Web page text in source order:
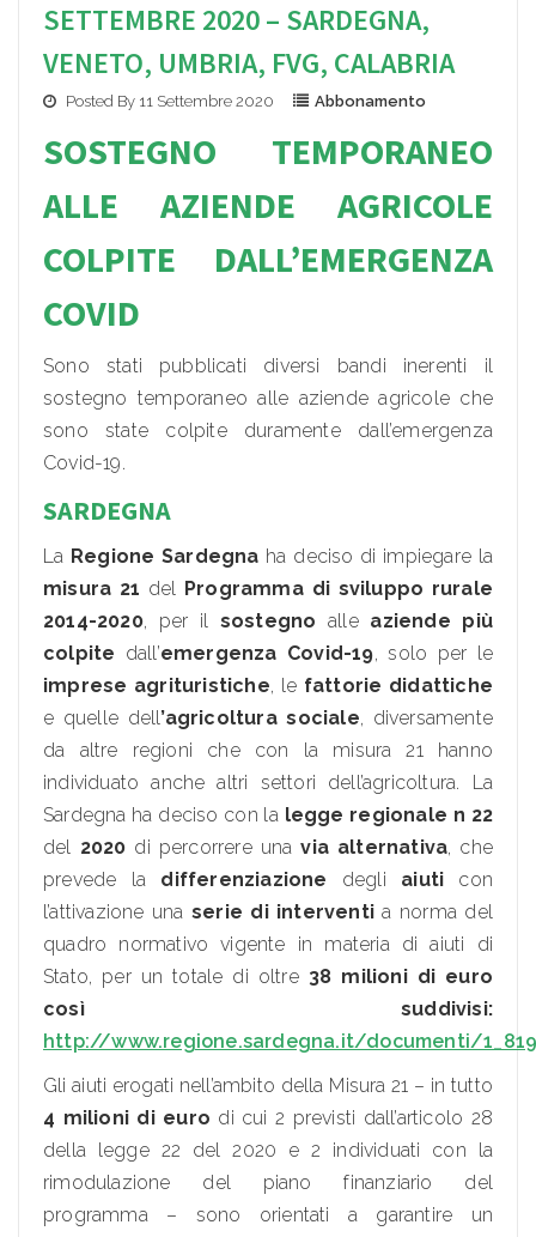
SETTEMBRE 2020 – SARDEGNA,
VENETO, UMBRIA, FVG, CALABRIA
Posted By 11 Settembre 2020 Abbonamento
SOSTEGNO TEMPORANEO
ALLE AZIENDE AGRICOLE
COLPITE DALL’EMERGENZA
COVID
Sono stati pubblicati diversi bandi inerenti il
sostegno temporaneo alle aziende agricole che
sono state colpite duramente dall’emergenza
Covid-19.
SARDEGNA
La Regione Sardegna ha deciso di impiegare la
misura 21 del Programma di sviluppo rurale
2014-2020, per il sostegno alle aziende più
colpite dall’emergenza Covid-19, solo per le
imprese agrituristiche, le fattorie didattiche
e quelle dell’agricoltura sociale, diversamente
da altre regioni che con la misura 21 hanno
individuato anche altri settori dell’agricoltura. La
Sardegna ha deciso con lalegge regionale n 22
del 2020 di percorrere una via alternativa, che
prevede la differenziazione degli aiuti con
l’attivazione una serie di interventi a norma del
quadro normativo vigente in materia di aiuti di
Stato, per un totale di oltre38 milioni di euro
così suddivisi:
http://www.regione.sardegna.it/documenti/
Gli aiuti erogati nell’ambito della Misura 21 – in tutto
4 milioni di euro di cui 2 previsti dall’articolo 28
della legge 22 del 2020 e 2 individuati con la
rimodulazione del piano finanziario del
programma – sono orientati a garantire un